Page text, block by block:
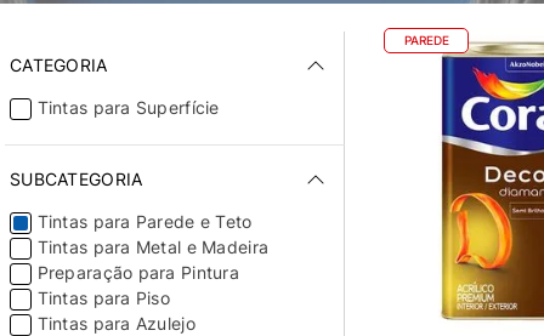
CATEGORIA
Tintas para Superfície
SUBCATEGORIA
Tintas para Parede e Teto
Tintas para Metal e Madeira
Preparação para Pintura
Tintas para Piso
Tintas para Azulejo
PAREDE